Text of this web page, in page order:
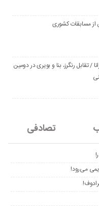
مسابقات کشوری
/ تقابل رنگرز، بنا و بویری در دومین
تصادفی
می‌رود!